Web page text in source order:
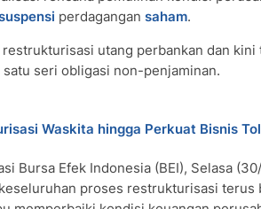
perdagangan saham.
utang perbankan dan kini
seri obligasi non-penjaminan.
Waskita hingga Perkuat Bisnis Tol
Bursa Efek Indonesia (BEI), Selasa
proses restrukturisasi terus